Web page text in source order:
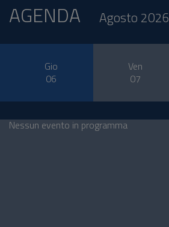
AGENDA Agosto 2026
Gio
06
Ven
07
Nessun evento in programma